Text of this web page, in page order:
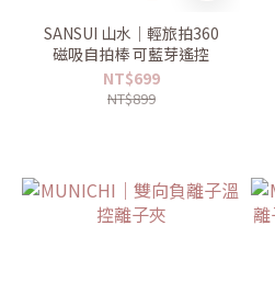
SANSUI 山水｜輕旅拍360
磁吸自拍棒 可藍芽遙控
NT$699
NT$899